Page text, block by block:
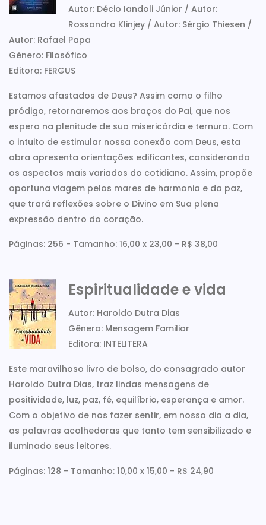
Autor: Décio Iandoli Júnior / Autor:
Rossandro Klinjey / Autor: Sérgio Thiesen /
Autor: Rafael Papa
Gênero: Filosófico
Editora: FERGUS
Estamos afastados de Deus? Assim como o filho
pródigo, retornaremos aos braços do Pai, que nos
espera na plenitude de sua misericórdia e ternura. Com
o intuito de estimular nossa conexão com Deus, esta
obra apresenta orientações edificantes, considerando
os aspectos mais variados do cotidiano. Assim, propõe
oportuna viagem pelos mares de harmonia e da paz,
que trará reflexões sobre o Divino em Sua plena
expressão dentro do coração.
Páginas: 256 - Tamanho: 16,00 x 23,00 - R$ 38,00
Espiritualidade e vida
Autor: Haroldo Dutra Dias
Gênero: Mensagem Familiar
Editora: INTELITERA
Este maravilhoso livro de bolso, do consagrado autor
Haroldo Dutra Dias, traz lindas mensagens de
positividade, luz, paz, fé, equilíbrio, esperança e amor.
Com o objetivo de nos fazer sentir, em nosso dia a dia,
as palavras acolhedoras que tanto tem sensibilizado e
iluminado seus leitores.
Páginas: 128 - Tamanho: 10,00 x 15,00 - R$ 24,90